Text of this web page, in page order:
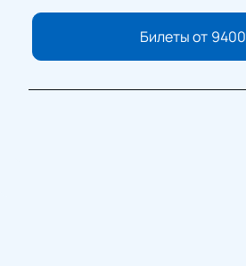
Билеты от 9400